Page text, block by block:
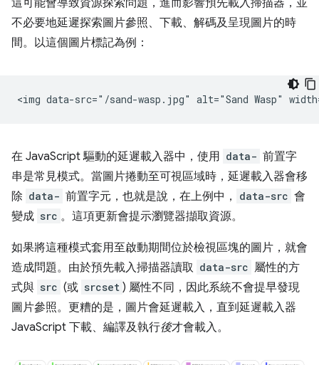
這可能會導致資源探索問題，進而影響預先載入掃描器，並
不必要地延遲探索圖片參照、下載、解碼及呈現圖片的時
間。以這個圖片標記為例：
在 JavaScript 驅動的延遲載入器中，使用 data- 前置字
串是常見模式。當圖片捲動至可視區域時，延遲載入器會移
除 data- 前置字元，也就是說，在上例中， data-src 會
變成 src 。這項更新會提示瀏覽器擷取資源。
如果將這種模式套用至啟動期間位於檢視區塊的圖片，就會
造成問題。由於預先載入掃描器讀取 data-src 屬性的方
式與 src (或 srcset ) 屬性不同，因此系統不會提早發現
圖片參照。更糟的是，圖片會延遲載入，直到延遲載入器
JavaScript 下載、編譯及執行後才會載入。